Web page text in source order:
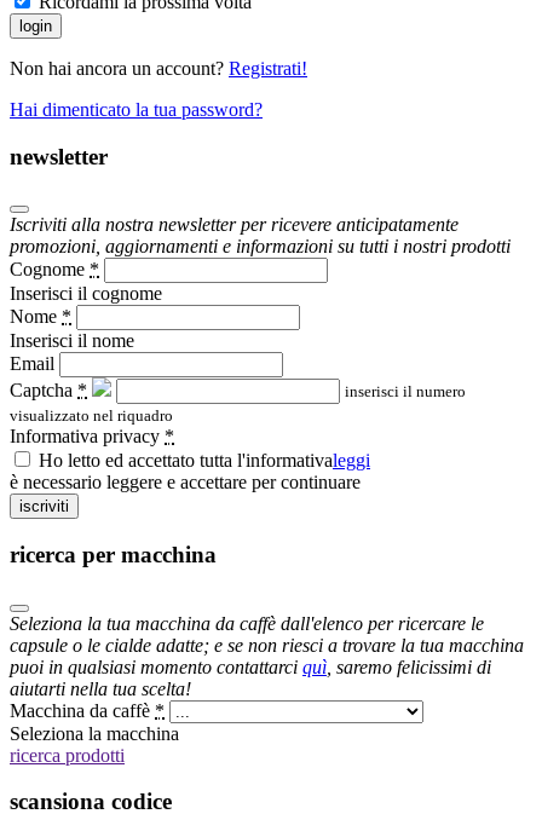
login
Non hai ancora un account? Registrati!
Hai dimenticato la tua password?
newsletter
Iscriviti alla nostra newsletter per ricevere anticipatamente
promozioni, aggiornamenti e informazioni su tutti i nostri prodotti
Cognome *
Inserisci il cognome
Nome *
Inserisci il nome
Email
Captcha *
inserisci il numero
visualizzato nel riquadro
Informativa privacy *
Ho letto ed accettato tutta l'informativaleggi
è necessario leggere e accettare per continuare
iscriviti
ricerca per macchina
Seleziona la tua macchina da caffè dall'elenco per ricercare le
capsule o le cialde adatte; e se non riesci a trovare la tua macchina
puoi in qualsiasi momento contattarci quì , saremo felicissimi di
aiutarti nella tua scelta!
Macchina da caffè *
Seleziona la macchina
ricerca prodotti
scansiona codice